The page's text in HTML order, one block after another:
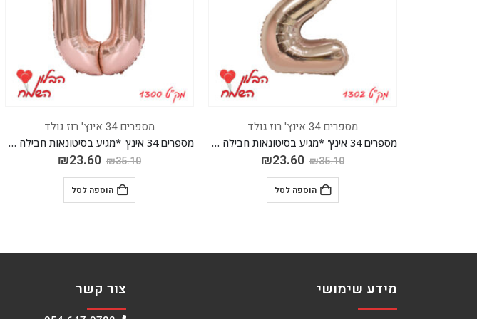
מספרים 34 אינץ' רוז גולד
מספרים 34 אינץ' *מגיע בסיטונאות חבילה של 5 יח'*
₪35.10
₪23.60
הוספה לסל
מספרים 34 אינץ' רוז גולד
מספרים 34 אינץ' *מגיע בסיטונאות חבילה של 5 יח'*
₪35.10
₪23.60
הוספה לסל
מידע שימושי צור קשר